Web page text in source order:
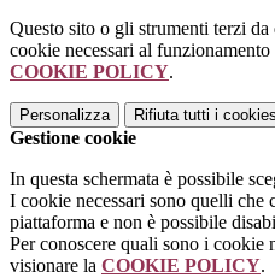
Questo sito o gli strumenti terzi
cookie necessari al
COOKIE POLICY.
Personalizza Rifiuta tutti i cookies
Gestione cookie
In questa schermata è possibile
I cookie necessari sono quelli che
piattaforma e non è possibile
Per conoscere quali sono i cookie
visionare la COOKIE POLICY.